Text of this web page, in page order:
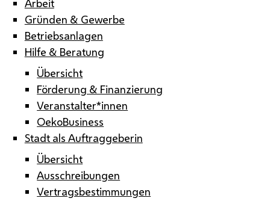
Gründen & Gewerbe
Betriebsanlagen
Hilfe & Beratung
Übersicht
Förderung & Finanzierung
Veranstalter*innen
OekoBusiness
Stadt als Auftraggeberin
Übersicht
Ausschreibungen
Vertragsbestimmungen